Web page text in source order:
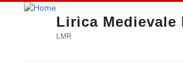
Lirica Medievale
LMR